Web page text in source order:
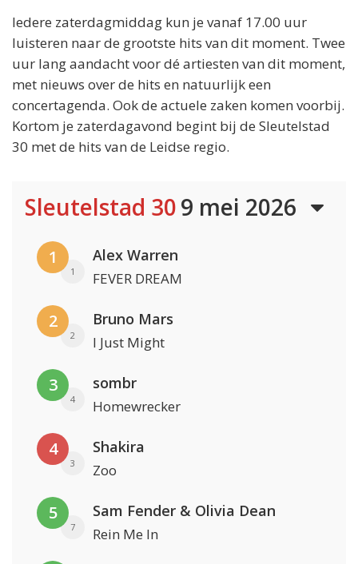
Iedere zaterdagmiddag kun je vanaf 17.00 uur
luisteren naar de grootste hits van dit moment. Twee
uur lang aandacht voor dé artiesten van dit moment,
met nieuws over de hits en natuurlijk een
concertagenda. Ook de actuele zaken komen voorbij.
Kortom je zaterdagavond begint bij de Sleutelstad
30 met de hits van de Leidse regio.
Sleutelstad 309 mei 2026
1
1
Alex Warren
FEVER DREAM
2
2
Bruno Mars
I Just Might
3
4
sombr
Homewrecker
4
3
Shakira
Zoo
5
7
Sam Fender & Olivia Dean
Rein Me In